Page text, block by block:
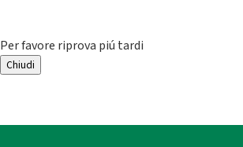
Per favore riprova piú tardi
Chiudi